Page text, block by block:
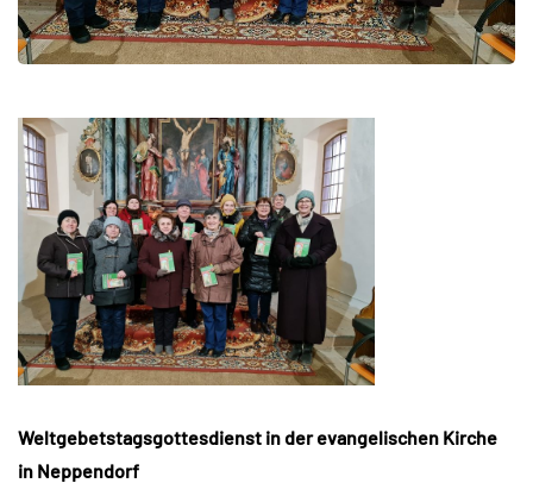
Weltgebetstagsgottesdienst in der evangelischen Kirche
in Neppendorf